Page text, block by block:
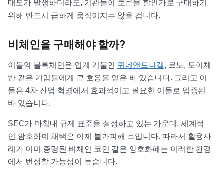
매도가 발생하더라도, 기관들이 토큰을 할인가로 구매하기
위해 반드시 급하게 움직이지는 않을 겁니다.
비체인을 구매해야 할까?
이들의 블록체인은 업계 거물인 퀴네앤드나겔, 르노, 도이체
반 같은 기업들에게 큰 호응을 얻은 바 있습니다. 그리고 이
들은 4차 산업 혁명에서 효과적이고 필요한 이들로 입증된
바 있습니다.
SEC가 마침내 규제 표준을 설정하고 있는 가운데, 세계적
인 암호화폐 채택은 이제 불가피해 보입니다. 따라서 활용사
례가 이미 증명된 비체인 코인 같은 암호화폐는 이러한 환경
에서 번성할 가능성이 높습니다.